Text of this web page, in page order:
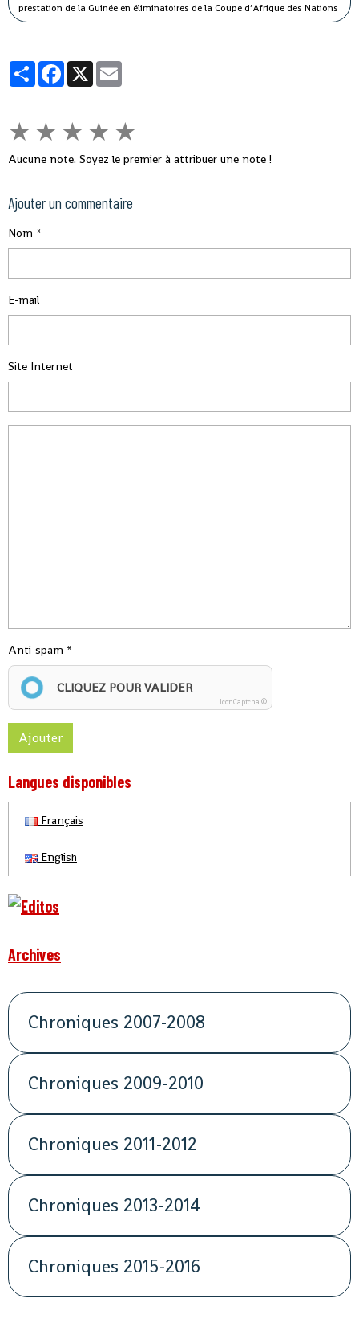
prestation de la Guinée en éliminatoires de la Coupe d’Afrique des Nations
2017.
PartagerFacebook
X
★ ★ ★ ★ ★
Aucune note. Soyez le premier à attribuer une note !
Ajouter un commentaire
Nom
E-mail
Site Internet
Anti-spam
CLIQUEZ POUR VALIDER
IconCaptcha ©
Ajouter
Langues disponibles
Français
English
Archives
Chroniques 2007-2008
Chroniques 2009-2010
Chroniques 2011-2012
Chroniques 2013-2014
Chroniques 2015-2016